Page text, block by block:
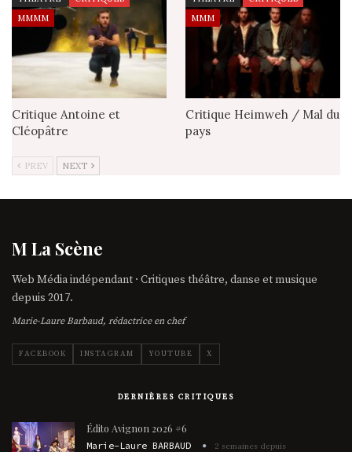
MMMM
Critique Antoine et
Cléopâtre
MMM
Critique Heimweh / Mal du
pays
PREV NEXT
M La Scène
Web Média indépendant · Critiques théâtre, danse et musique
depuis 2017.
Marie-Laure Barbaud, rédactrice en chef
FACEBOOK INSTAGRAM YOUTUBE X
DERNIÈRES CRITIQUES
Édito Avignon 2026 #6
Marie-Laure BARBAUD 2 semaines depuis